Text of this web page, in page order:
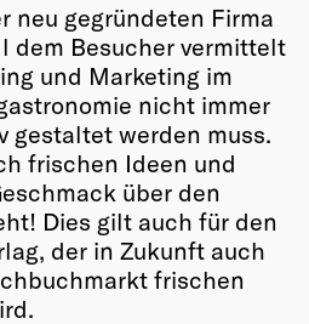
neu gegründeten Firma
dem Besucher vermittelt
und Marketing im
nicht immer
gestaltet werden muss.
frischen Ideen und
über den
Dies gilt auch für den
der in Zukunft auch
frischen